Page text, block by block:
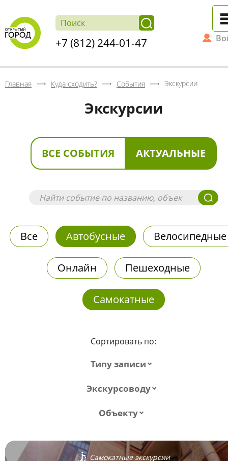
+7 (812) 244-01-47
Главная Куда сходить? События Экскурсии
Экскурсии
ВСЕ СОБЫТИЯ АКТУАЛЬНЫЕ
Все Автобусные Велосипедные
Онлайн Пешеходные
Самокатные
Сортировать по:
Типу записи
Экскурсоводу
Объекту
Самокатные экскурсии